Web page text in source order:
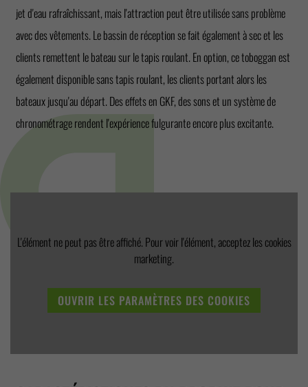
jet d'eau rafraîchissant, mais l'attraction peut être utilisée sans problème
avec des vêtements. Le bassin de réception se fait également à sec et les
clients remettent le bateau sur le tapis roulant. En option, ce toboggan est
également disponible sans tapis roulant, les clients portant alors les
bateaux jusqu'au départ. Des effets en GKF, des sons et un système de
chronométrage rendent l'expérience fulgurante encore plus excitante.
L'élément ne peut pas être affiché. Pour voir l'élément, acceptez les cookies
marketing.
OUVRIR LES PARAMÈTRES DES COOKIES